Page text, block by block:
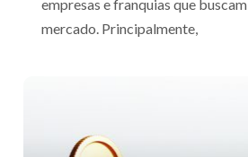
empresas e franquias que
mercado. Principalmente,